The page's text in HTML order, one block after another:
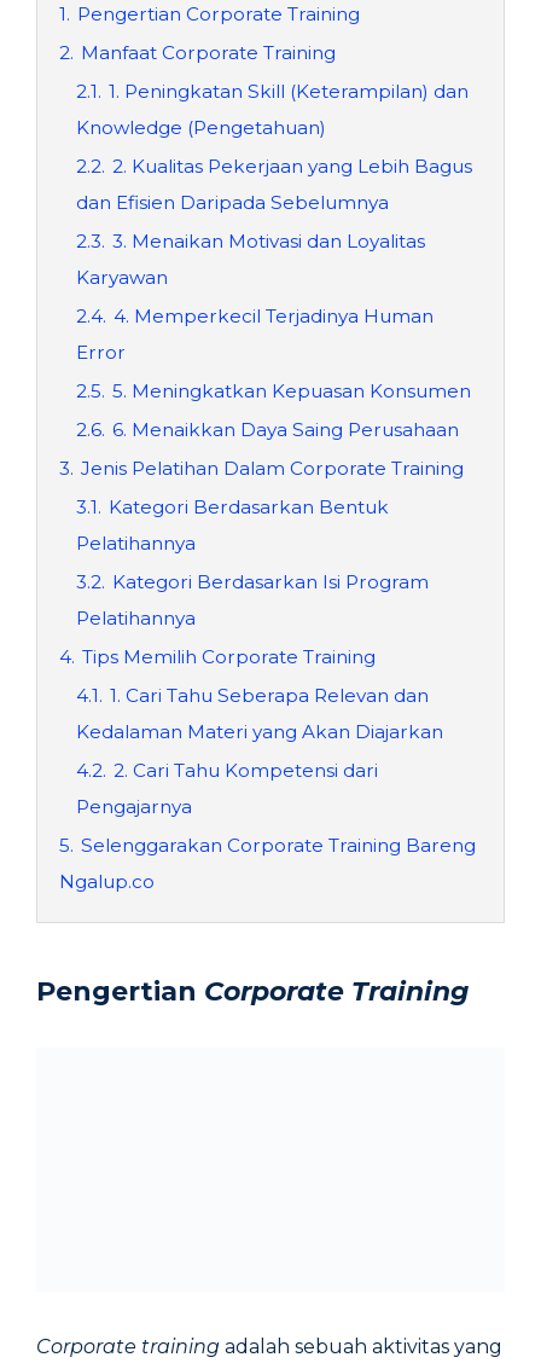
1. Pengertian Corporate Training
2. Manfaat Corporate Training
2.1. 1. Peningkatan Skill (Keterampilan) dan
Knowledge (Pengetahuan)
2.2. 2. Kualitas Pekerjaan yang Lebih Bagus
dan Efisien Daripada Sebelumnya
2.3. 3. Menaikan Motivasi dan Loyalitas
Karyawan
2.4. 4. Memperkecil Terjadinya Human
Error
2.5. 5. Meningkatkan Kepuasan Konsumen
2.6. 6. Menaikkan Daya Saing Perusahaan
3. Jenis Pelatihan Dalam Corporate Training
3.1. Kategori Berdasarkan Bentuk
Pelatihannya
3.2. Kategori Berdasarkan Isi Program
Pelatihannya
4. Tips Memilih Corporate Training
4.1. 1. Cari Tahu Seberapa Relevan dan
Kedalaman Materi yang Akan Diajarkan
4.2. 2. Cari Tahu Kompetensi dari
Pengajarnya
5. Selenggarakan Corporate Training Bareng
Ngalup.co
Pengertian Corporate Training
Corporate training adalah sebuah aktivitas yang